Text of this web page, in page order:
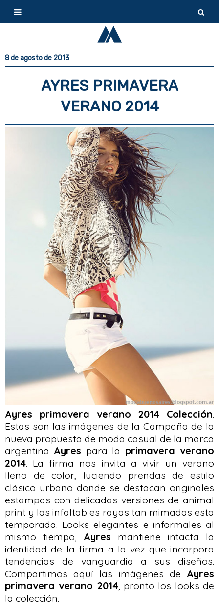
8 de agosto de 2013
AYRES PRIMAVERA
VERANO 2014
Ayres primavera verano 2014 Colección.
Estas son las imágenes de la Campaña de la
nueva propuesta de moda casual de la marca
argentina Ayres para la primavera verano
2014. La firma nos invita a vivir un verano
lleno de color, luciendo prendas de estilo
clásico urbano donde se destacan originales
estampas con delicadas versiones de animal
print y las infaltables rayas tan mimadas esta
temporada. Looks elegantes e informales al
mismo tiempo, Ayres mantiene intacta la
identidad de la firma a la vez que incorpora
tendencias de vanguardia a sus diseños.
Compartimos aquí las imágenes de Ayres
primavera verano 2014, pronto los looks de
la colección.